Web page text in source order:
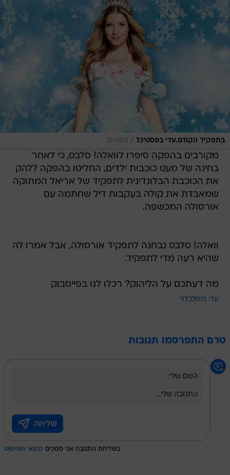
בתפקיד הקודם.עדי בפסטיגל / פסטיגל
מקורבים בהפקה סיפרו לוואלה! סלבס, כי לאחר
בחינה של מעט כוכבות ילדים, החליטו בהפקה ללהק
את הכוכבת הבלונדינית לתפקיד של אריאל המתוקה
שמאבדת את קולה בעקבות דיל שחתמה עם
אורסולה המכשפה.
וואלה! סלבס נבחנה לתפקיד אורסולה, אבל אמרו לה
שהיא רעה מדי לתפקיד.
מה דעתכם על הליהוק? רכלו לנו בפייסבוק
עדי הימלבלוי
טרם התפרסמו תגובות
בשליחת התגובה אני מסכים לתנאי השימוש